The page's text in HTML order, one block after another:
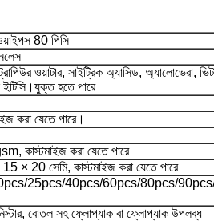
80 পিসি
ওয়াটার, সাইট্রিক অ্যাসিড, অ্যালোভেরা,
ইটিসি।যুক্ত হতে পারে
করা যেতে পারে।
কাস্টমাইজ করা যেতে পারে
× 20 সেমি, কাস্টমাইজ করা যেতে পারে
25pcs/40pcs/60pcs/80pcs/
বোতল সহ ফ্লোপ্যাক বা ফ্লোপ্যাক উপলব্ধ